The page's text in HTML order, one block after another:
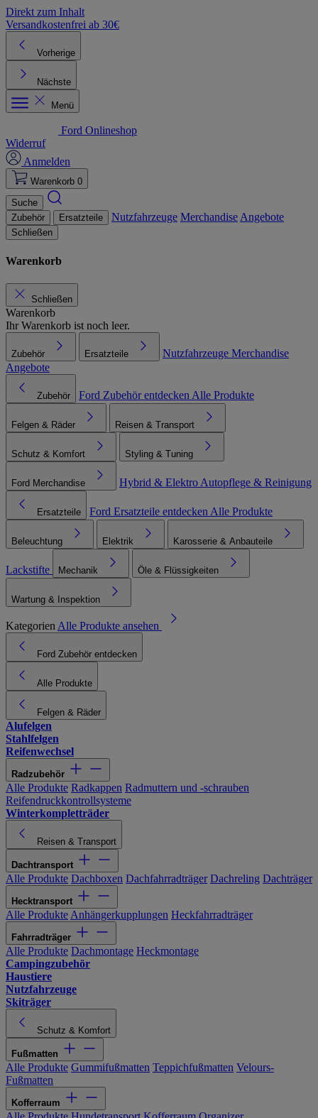
Direkt zum Inhalt
Versandkostenfrei ab 30€
Vorherige
Nächste
Menü
Ford Onlineshop
Widerruf
Anmelden
Warenkorb 0
Suche
Zubehör
Ersatzteile Nutzfahrzeuge Merchandise Angebote
Schließen
Warenkorb
Schließen
Warenkorb
Ihr Warenkorb ist noch leer.
Zubehör Ersatzteile Nutzfahrzeuge Merchandise
Angebote
Zubehör Ford Zubehör entdecken Alle Produkte
Felgen & Räder Reisen & Transport
Schutz & Komfort Styling & Tuning
Ford Merchandise Hybrid & Elektro Autopflege & Reinigung
Ersatzteile Ford Ersatzteile entdecken Alle Produkte
Beleuchtung Elektrik Karosserie & Anbauteile
Lackstifte Mechanik Öle & Flüssigkeiten
Wartung & Inspektion
Kategorien Alle Produkte ansehen
Ford Zubehör entdecken
Alle Produkte
Felgen & Räder
Alufelgen
Stahlfelgen
Reifenwechsel
Radzubehör
Alle Produkte Radkappen Radmuttern und -schrauben
Reifendruckkontrollsysteme
Winterkompletträder
Reisen & Transport
Dachtransport
Alle Produkte Dachboxen Dachfahrradträger Dachreling Dachträger
Hecktransport
Alle Produkte Anhängerkupplungen Heckfahrradträger
Fahrradträger
Alle Produkte Dachmontage Heckmontage
Campingzubehör
Haustiere
Nutzfahrzeuge
Skiträger
Schutz & Komfort
Fußmatten
Alle Produkte Gummifußmatten Teppichfußmatten Velours-
Fußmatten
Kofferraum